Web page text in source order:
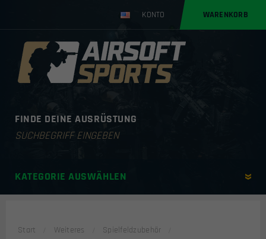
KONTO WARENKORB
FINDE DEINE AUSRÜSTUNG
Products
KATEGORIE AUSWÄHLEN
Start Weiteres
Spielfeldzubehör